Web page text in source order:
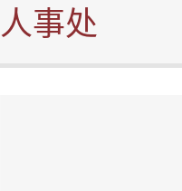
人事处